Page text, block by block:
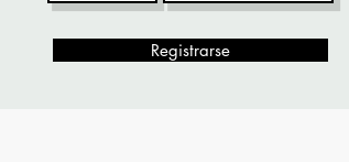
Registrarse